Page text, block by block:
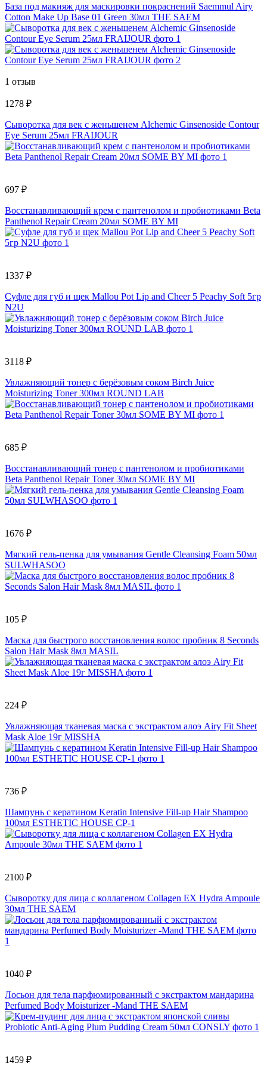
База под макияж для маскировки покраснений Saemmul Airy
Cotton Make Up Base 01 Green 30мл THE SAEM
1 отзыв
1278 ₽
Сыворотка для век с женьшенем Alchemic Ginsenoside Contour
Eye Serum 25мл FRAIJOUR
697 ₽
Восстанавливающий крем с пантенолом и пробиотиками Beta
Panthenol Repair Cream 20мл SOME BY MI
1337 ₽
Суфле для губ и щек Mallou Pot Lip and Cheer 5 Peachy Soft 5гр
N2U
3118 ₽
Увлажняющий тонер с берёзовым соком Birch Juice
Moisturizing Toner 300мл ROUND LAB
685 ₽
Восстанавливающий тонер с пантенолом и пробиотиками
Beta Panthenol Repair Toner 30мл SOME BY MI
1676 ₽
Мягкий гель-пенка для умывания Gentle Cleansing Foam 50мл
SULWHASOO
105 ₽
Маска для быстрого восстановления волос пробник 8 Seconds
Salon Hair Mask 8мл MASIL
224 ₽
Увлажняющая тканевая маска с экстрактом алоэ Airy Fit Sheet
Mask Aloe 19г MISSHA
736 ₽
Шампунь с кератином Keratin Intensive Fill-up Hair Shampoo
100мл ESTHETIC HOUSE CP-1
2100 ₽
Сыворотку для лица с коллагеном Collagen EX Hydra Ampoule
30мл THE SAEM
1040 ₽
Лосьон для тела парфюмированный с экстрактом мандарина
Perfumed Body Moisturizer -Mand THE SAEM
1459 ₽